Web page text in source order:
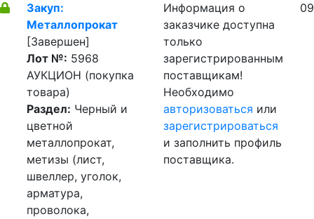
Закуп:
Металлопрокат
[Завершен]
Лот №: 5968
АУКЦИОН (покупка
товара)
Раздел: Черный и
цветной
металлопрокат,
метизы (лист,
швеллер, уголок,
арматура,
проволока,
Информация о
заказчике доступна
только
зарегистрированным
поставщикам!
Необходимо
авторизоваться или
зарегистрироваться
и заполнить профиль
поставщика.